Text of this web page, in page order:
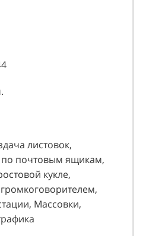
листовок,
по почтовым ящикам,
кукле,
Массовки,